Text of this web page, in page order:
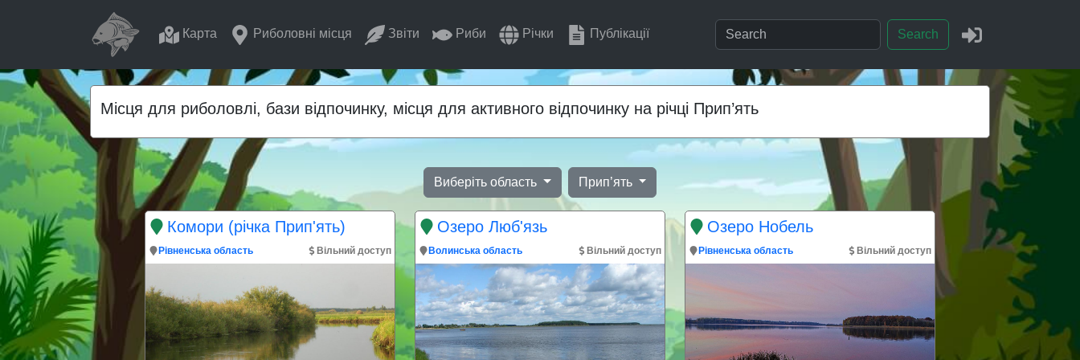
Карта Риболовні місця Звіти Риби Річки Публікації Search
Місця для риболовлі, бази відпочинку, місця для активного відпочинку на річці Прип’ять
Виберіть область Прип’ять
Комори (річка Прип'ять)
Рівненська область Вільний доступ
Озеро Люб'язь
Волинська область Вільний доступ
Озеро Нобель
Рівненська область Вільний доступ